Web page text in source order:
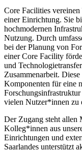
Core Facilities
einer Einrichtung. Sie
hochmodernen
Nutzung. Durch
bei der Planung von
einer Core Facility
und
Zusammenarbeit.
Komponenten für eine
vielen Nutzer*innen zu
Der Zugang steht allen
Kolleg*innen aus
Einrichtungen und
Saarlandes unterstützt